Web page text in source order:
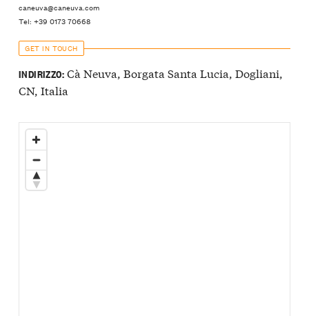
caneuva@caneuva.com
Tel: +39 0173 70668
GET IN TOUCH
INDIRIZZO:Cà Neuva, Borgata Santa Lucia, Dogliani,
CN, Italia